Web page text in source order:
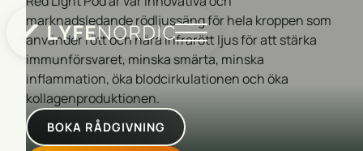
marknadsledande rödljussäng för hela kroppen som
använder rött och nära infrarött ljus för att stärka
immunförsvaret, minska smärta, minska
inflammation, öka blodcirkulationen och öka
kollagenproduktionen.
BOKA RÅDGIVNING